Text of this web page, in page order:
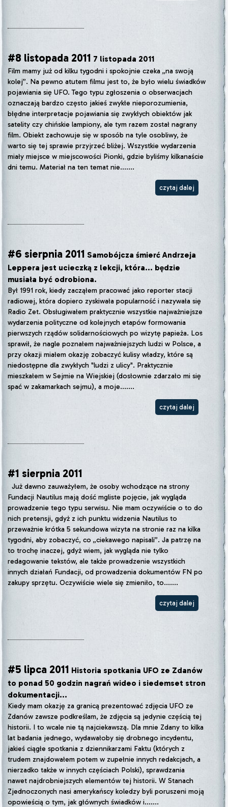
#8 listopada 2011 7 listopada 2011
Film mamy już od kilku tygodni i spokojnie czeka „na swoją
kolej”. Na pewno atutem filmu jest to, że było wielu świadków
pojawiania się UFO. Tego typu zgłoszenia o obserwacjach
oznaczają bardzo często jakieś zwykłe nieporozumienia,
błędne interpretacje pojawiania się zwykłych obiektów jak
satelity czy chińskie lampiony, ale tym razem został nagrany
film. Obiekt zachowuje się w sposób na tyle osobliwy, że
warto się tej sprawie przyjrzeć bliżej. Wszystkie wydarzenia
miały miejsce w miejscowości Pionki, gdzie byliśmy kilkanaście
dni temu. Materiał na ten temat nie.......
czytaj dalej
#6 sierpnia 2011 Samobójcza śmierć Andrzeja
Leppera jest ucieczką z lekcji, która... będzie
musiała być odrobiona.
Był 1991 rok, kiedy zacząłem pracować jako reporter stacji
radiowej, która dopiero zyskiwała popularność i nazywała się
Radio Zet. Obsługiwałem praktycznie wszystkie najważniejsze
wydarzenia polityczne od kolejnych etapów formowania
pierwszych rządów solidarnościowych po wizytę papieża. Los
sprawił, że nagle poznałem najważniejszych ludzi w Polsce, a
przy okazji miałem okazję zobaczyć kulisy władzy, które są
niedostępne dla zwykłych "ludzi z ulicy". Praktycznie
mieszkałem w Sejmie na Wiejskiej (dosłownie zdarzało mi się
spać w zakamarkach sejmu), a moje.......
czytaj dalej
#1 sierpnia 2011
Już dawno zauważyłem, że osoby wchodzące na strony
Fundacji Nautilus mają dość mgliste pojęcie, jak wygląda
prowadzenie tego typu serwisu. Nie mam oczywiście o to do
nich pretensji, gdyż z ich punktu widzenia Nautilus to
przeważnie krótka 5 sekundowa wizyta na stronie raz na kilka
tygodni, aby zobaczyć, co „ciekawego napisali”. Ja patrzę na
to trochę inaczej, gdyż wiem, jak wygląda nie tylko
redagowanie tekstów, ale także prowadzenie wszystkich
innych działań Fundacji, od prowadzenia dokumentów FN po
zakupy sprzętu. Oczywiście wiele się zmieniło, to.......
czytaj dalej
#5 lipca 2011 Historia spotkania UFO ze Zdanów
to ponad 50 godzin nagrań wideo i siedemset stron
dokumentacji...
Kiedy mam okazję za granicą prezentować zdjęcia UFO ze
Zdanów zawsze podkreślam, że zdjęcia są jedynie częścią tej
historii. I to wcale nie tą najciekawszą. Dla mnie Zdany to kilka
lat badania jednego, wydawałoby się drobnego incydentu,
jakieś ciągłe spotkania z dziennikarzami Faktu (których z
trudem znajdowałem potem w zupełnie innych redakcjach, a
nierzadko także w innych częściach Polski), sprawdzania
nawet najdrobniejszych elementów tej historii. W Stanach
Zjednoczonych nasi amerykańscy koledzy byli poruszeni moją
opowieścią o tym, jak głównych świadków i.......